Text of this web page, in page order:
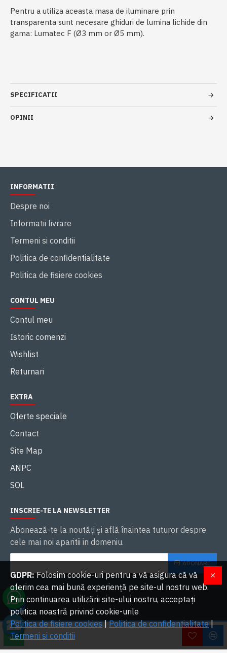
Pentru a utiliza aceasta masa de iluminare prin
transparenta sunt necesare ghiduri de lumina lichide din
gama: Lumatec F (Ø3 mm or Ø5 mm).
SPECIFICATII
OPINII
INFORMATII
Despre noi
Informatii livrare
Termeni si conditii
Politica de confidentialitate
Politica de fisiere cookies
CONTUL MEU
Contul meu
Istoric comenzi
Wishlist
Returnari
EXTRA
Oferte speciale
Contact
Site Map
ANPC
SOL
INSCRIE-TE LA NEWSLETTER
Abonează-te la noutăţi și află înaintea tuturor despre
cele mai noi aparitii in domeniu.
ABONARE
2023 OVERLORDS SRL. Toate drepturile rezervate | Dezvoltat cu ❤ de
GDPR:Folosim cookie-uri pentru a vă asigura că vă
oferim cea mai bună experiență pe site-ul nostru web.
Prin continuarea utilizării site-ului nostru, acceptați
politica noastră privind cookie-urile
Politica de fisiere cookies|Politica de confidentialitate|
Termeni si conditii